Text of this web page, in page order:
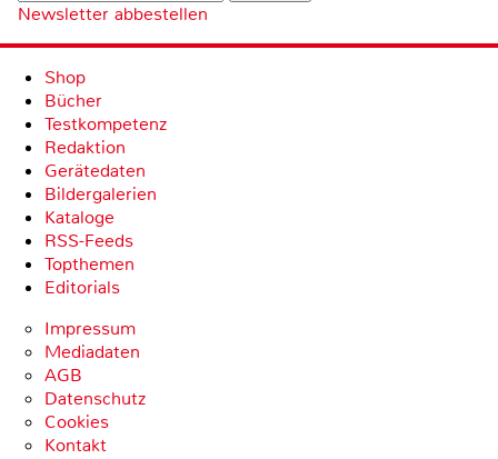
Newsletter abbestellen
Shop
Bücher
Testkompetenz
Redaktion
Gerätedaten
Bildergalerien
Kataloge
RSS-Feeds
Topthemen
Editorials
Impressum
Mediadaten
AGB
Datenschutz
Cookies
Kontakt